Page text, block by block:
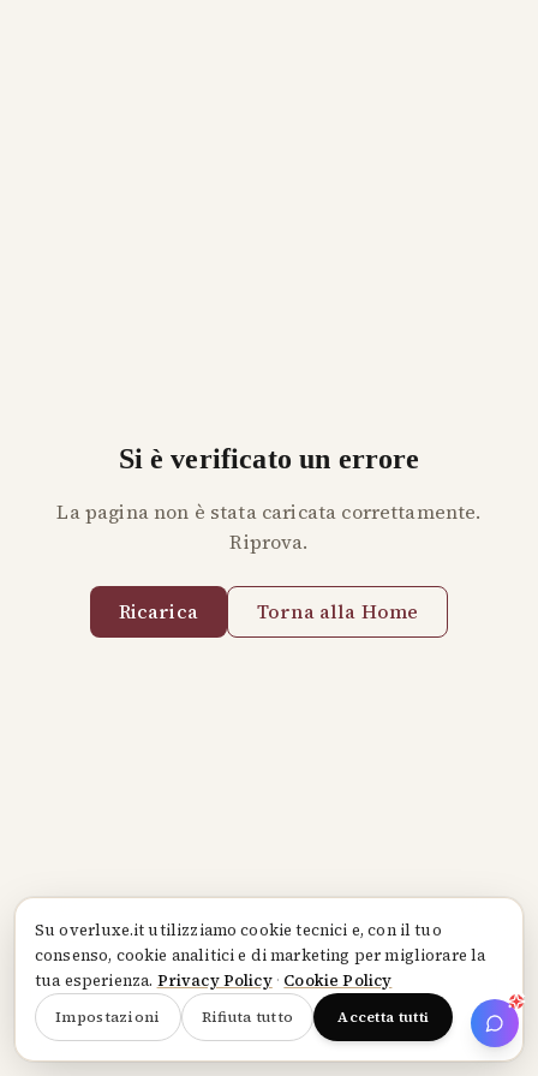
Suoverluxe.itutilizziamo cookie tecnici e, con il tuo
consenso, cookie analitici e di marketing per migliorare la
tua esperienza. Privacy Policy· Cookie Policy
Impostazioni Rifiuta tutto Accetta tutti
Si è verificato un errore
La pagina non è stata caricata correttamente.
Riprova.
Ricarica Torna alla Home